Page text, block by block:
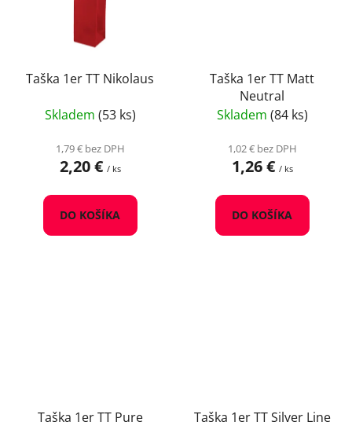
Taška 1er TT Nikolaus
Skladem (53 ks)
1,79 € bez DPH
2,20 € / ks
DO KOŠÍKA
Taška 1er TT Matt
Neutral
Skladem (84 ks)
1,02 € bez DPH
1,26 € / ks
DO KOŠÍKA
Taška 1er TT Pure
Taška 1er TT Silver Line